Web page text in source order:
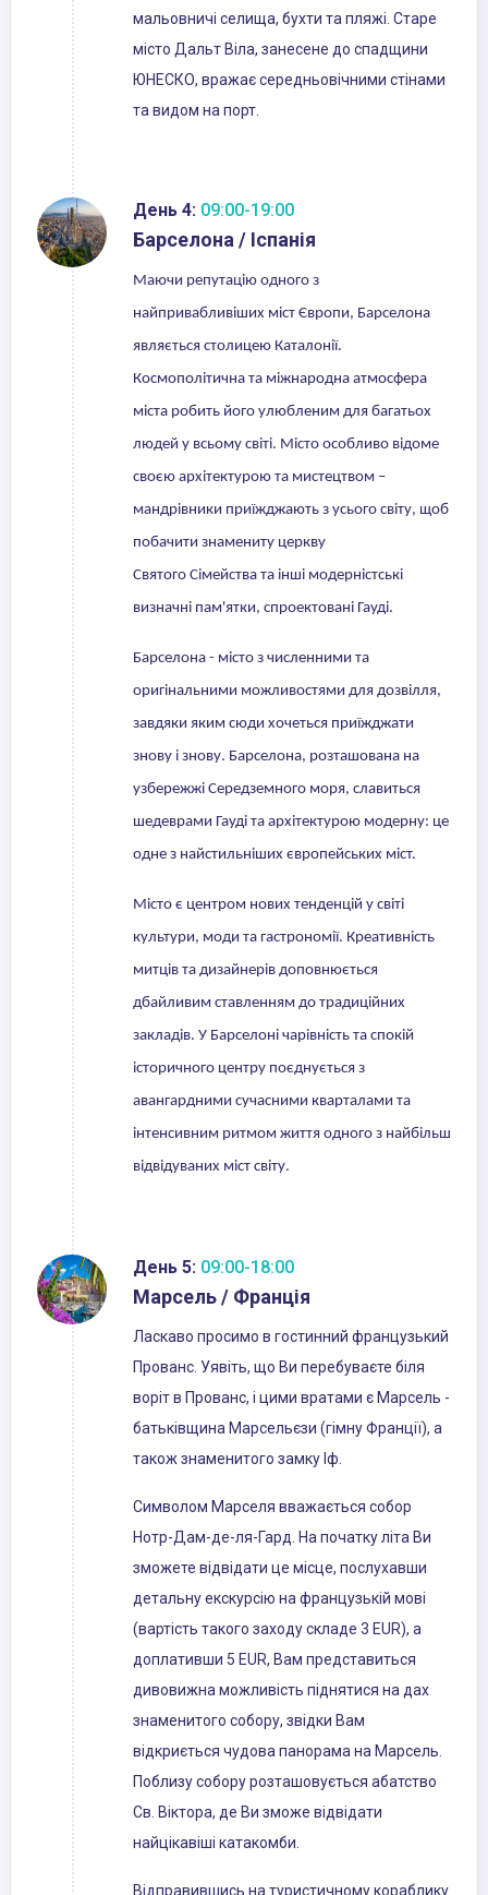
мальовничі селища, бухти та пляжі. Старе
місто Дальт Віла, занесене до спадщини
ЮНЕСКО, вражає середньовічними стінами
та видом на порт.
День 4: 09:00-19:00
Барселона / Іспанія
Маючи репутацію одного з
найпривабливіших міст Європи, Барселона
являється столицею Каталонії.
Космополітична та міжнародна атмосфера
міста робить його улюбленим для багатьох
людей у всьому світі. Місто особливо відоме
своєю архітектурою та мистецтвом –
мандрівники приїжджають з усього світу, щоб
побачити знамениту церкву
Святого Сімейства та інші модерністські
визначні пам'ятки, спроектовані Гауді.
Барселона - місто з численними та
оригінальними можливостями для дозвілля,
завдяки яким сюди хочеться приїжджати
знову і знову. Барселона, розташована на
узбережжі Середземного моря, славиться
шедеврами Гауді та архітектурою модерну: це
одне з найстильніших європейських міст.
Місто є центром нових тенденцій у світі
культури, моди та гастрономії. Креативність
митців та дизайнерів доповнюється
дбайливим ставленням до традиційних
закладів. У Барселоні чарівність та спокій
історичного центру поєднується з
авангардними сучасними кварталами та
інтенсивним ритмом життя одного з найбільш
відвідуваних міст світу.
День 5: 09:00-18:00
Марсель / Франція
Ласкаво просимо в гостинний французький
Прованс. Уявіть, що Ви перебуваєте біля
воріт в Прованс, і цими вратами є Марсель -
батьківщина Марсельєзи (гімну Франції), а
також знаменитого замку Іф.
Символом Марселя вважається собор
Нотр-Дам-де-ля-Гард. На початку літа Ви
зможете відвідати це місце, послухавши
детальну екскурсію на французькій мові
(вартість такого заходу складе 3 EUR), а
доплативши 5 EUR, Вам представиться
дивовижна можливість піднятися на дах
знаменитого собору, звідки Вам
відкриється чудова панорама на Марсель.
Поблизу собору розташовується абатство
Св. Віктора, де Ви зможе відвідати
найцікавіші катакомби.
Відправившись на туристичному кораблику